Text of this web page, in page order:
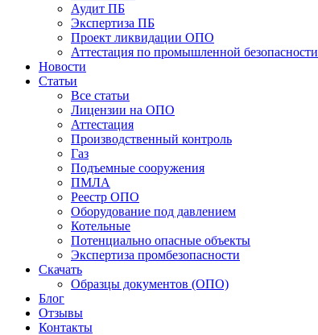
Аудит ПБ
Экспертиза ПБ
Проект ликвидации ОПО
Аттестация по промышленной безопасности
Новости
Статьи
Все статьи
Лицензии на ОПО
Аттестация
Производственный контроль
Газ
Подъемные сооружения
ПМЛА
Реестр ОПО
Оборудование под давлением
Котельные
Потенциально опасные объекты
Экспертиза промбезопасности
Скачать
Образцы документов (ОПО)
Блог
Отзывы
Контакты